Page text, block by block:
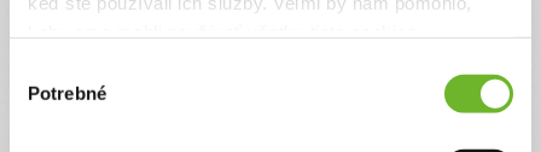
súhlasu
Potrebné
Pomôžme Marcelkovi s